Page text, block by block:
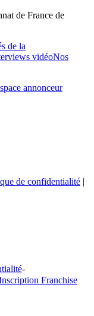
de France de
de la
vidéoNos
annonceur
de confidentialité |
-
Franchise